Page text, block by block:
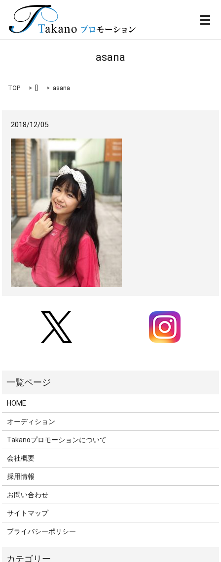
メ
asana
TOP asana
2018/12/05
HOME
オーディション
Takanoプロモーションについて
会社概要
採用情報
お問い合わせ
サイトマップ
プライバシーポリシー